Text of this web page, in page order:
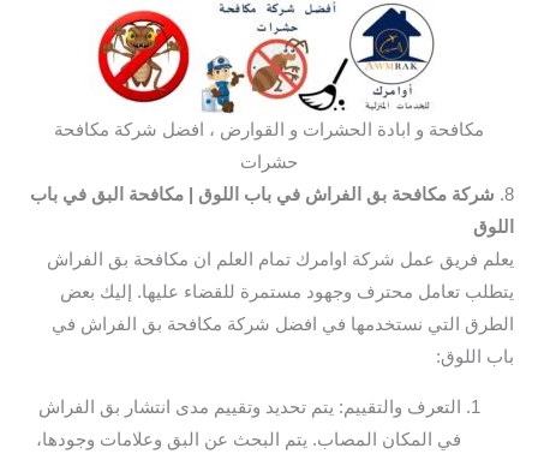
مكافحة و ابادة الحشرات و القوارض ، افضل شركة مكافحة
حشرات
8. شركة مكافحة بق الفراش في باب اللوق
| مكافحة البق في باب
اللوق
يعلم فريق عمل شركة اوامرك تمام العلم ان مكافحة بق الفراش
يتطلب تعامل محترف وجهود مستمرة للقضاء عليها. إليك بعض
الطرق التي نستخدمها في افضل شركة مكافحة بق الفراش في
باب اللوق:
التعرف والتقييم: يتم تحديد وتقييم مدى انتشار بق الفراش
في المكان المصاب. يتم البحث عن البق وعلامات وجودها،